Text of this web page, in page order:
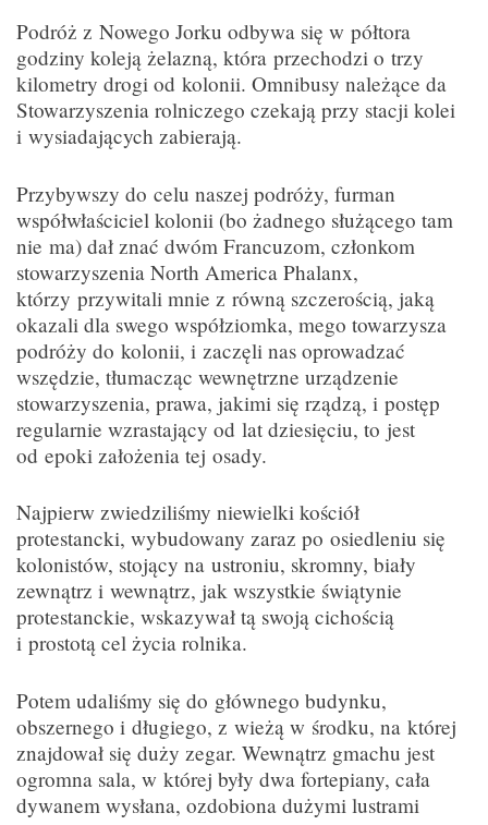
Podróż z Nowego Jorku odbywa się w półtora
godziny koleją żelazną, która przechodzi o trzy
kilometry drogi od kolonii. Omnibusy należące da
Stowarzyszenia rolniczego czekają przy stacji kolei
i wysiadających zabierają.
Przybywszy do celu naszej podróży, furman
współwłaściciel kolonii (bo żadnego służącego tam
nie ma) dał znać dwóm Francuzom, członkom
stowarzyszenia North America Phalanx,
którzy przywitali mnie z równą szczerością, jaką
okazali dla swego współziomka, mego towarzysza
podróży do kolonii, i zaczęli nas oprowadzać
wszędzie, tłumacząc wewnętrzne urządzenie
stowarzyszenia, prawa, jakimi się rządzą, i postęp
regularnie wzrastający od lat dziesięciu, to jest
od epoki założenia tej osady.
Najpierw zwiedziliśmy niewielki kościół
protestancki, wybudowany zaraz po osiedleniu się
kolonistów, stojący na ustroniu, skromny, biały
zewnątrz i wewnątrz, jak wszystkie świątynie
protestanckie, wskazywał tą swoją cichością
i prostotą cel życia rolnika.
Potem udaliśmy się do głównego budynku,
obszernego i długiego, z wieżą w środku, na której
znajdował się duży zegar. Wewnątrz gmachu jest
ogromna sala, w której były dwa fortepiany, cała
dywanem wysłana, ozdobiona dużymi lustrami